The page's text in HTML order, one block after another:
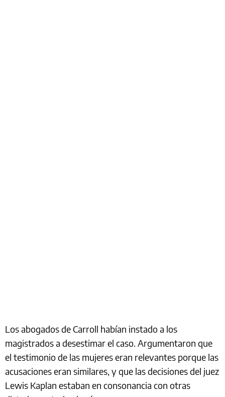
Los abogados de Carroll habían instado a los
magistrados a desestimar el caso. Argumentaron que
el testimonio de las mujeres eran relevantes porque las
acusaciones eran similares, y que las decisiones del juez
Lewis Kaplan estaban en consonancia con otras